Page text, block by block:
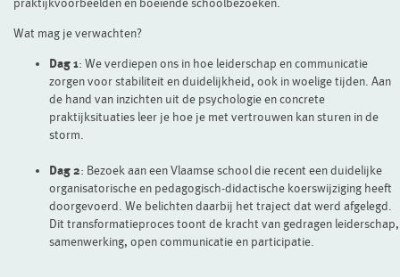
Wat mag je verwachten?
Dag 1: We verdiepen ons in hoe leiderschap en communicatie
zorgen voor stabiliteit en duidelijkheid, ook in woelige tijden. Aan
de hand van inzichten uit de psychologie en concrete
praktijksituaties leer je hoe je met vertrouwen kan sturen in de
storm.
Dag 2: Bezoek aan een Vlaamse school die recent een duidelijke
organisatorische en pedagogisch-didactische koerswijziging heeft
doorgevoerd. We belichten daarbij het traject dat werd afgelegd.
Dit transformatieproces toont de kracht van gedragen leiderschap,
samenwerking, open communicatie en participatie.